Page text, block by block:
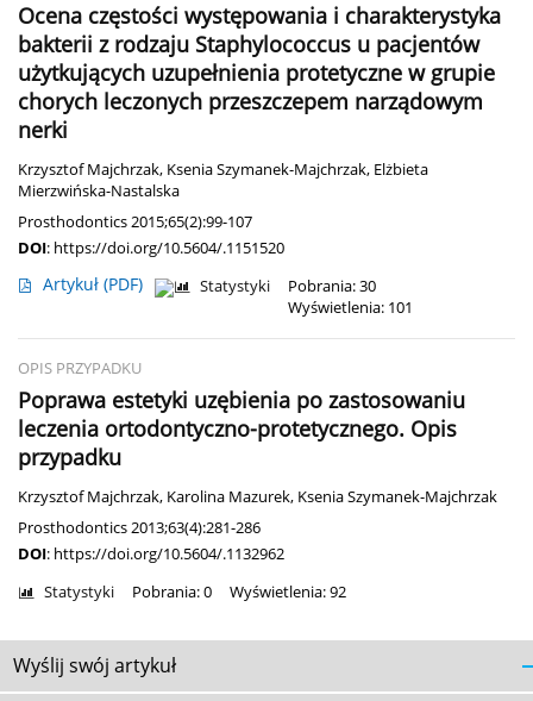
Ocena częstości występowania i charakterystyka
bakterii z rodzaju Staphylococcus u pacjentów
użytkujących uzupełnienia protetyczne w grupie
chorych leczonych przeszczepem narządowym
nerki
Krzysztof Majchrzak, Ksenia Szymanek-Majchrzak, Elżbieta
Mierzwińska-Nastalska
Prosthodontics 2015;65(2):99-107
DOI: https://doi.org/10.5604/.1151520
Artykuł (PDF) Statystyki
Pobrania: 30
Wyświetlenia: 101
OPIS PRZYPADKU
Poprawa estetyki uzębienia po zastosowaniu
leczenia ortodontyczno-protetycznego. Opis
przypadku
Krzysztof Majchrzak, Karolina Mazurek, Ksenia Szymanek-Majchrzak
Prosthodontics 2013;63(4):281-286
DOI: https://doi.org/10.5604/.1132962
Statystyki Pobrania: 0 Wyświetlenia: 92
Wyślij swój artykuł